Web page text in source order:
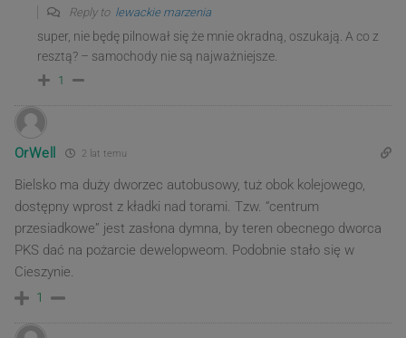
Reply to lewackie marzenia
super, nie będę pilnował się że mnie okradną, oszukają. A co z
resztą? – samochody nie są najważniejsze.
1
OrWell 2 lat temu
Bielsko ma duży dworzec autobusowy, tuż obok kolejowego,
dostępny wprost z kładki nad torami. Tzw. “centrum
przesiadkowe” jest zasłona dymna, by teren obecnego dworca
PKS dać na pożarcie dewelopweom. Podobnie stało się w
Cieszynie.
1